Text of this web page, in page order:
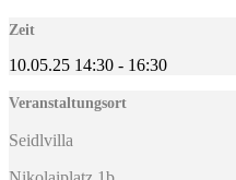
Zeit
10.05.25 14:30 - 16:30
Veranstaltungsort
Seidlvilla